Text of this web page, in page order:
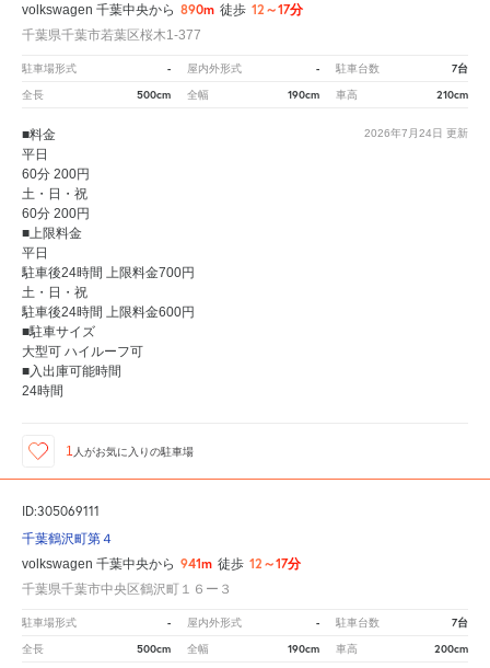
volkswagen 千葉中央から 890m 徒歩 12～17分
千葉県千葉市若葉区桜木1-377
駐車場形式 - 屋内外形式 - 駐車台数 7台
全長 500cm 全幅 190cm 車高 210cm
2026年7月24日 更新
■料金
平日
60分 200円
土・日・祝
60分 200円
■上限料金
平日
駐車後24時間 上限料金700円
土・日・祝
駐車後24時間 上限料金600円
■駐車サイズ
大型可 ハイルーフ可
■入出庫可能時間
24時間
1 人がお気に入りの駐車場
ID:305069111
千葉鶴沢町第４
volkswagen 千葉中央から 941m 徒歩 12～17分
千葉県千葉市中央区鶴沢町１６ー３
駐車場形式 - 屋内外形式 - 駐車台数 7台
全長 500cm 全幅 190cm 車高 200cm